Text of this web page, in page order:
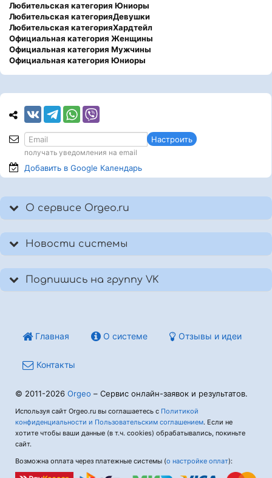
Любительская категория Юниоры
Любительская категорияДевушки
Любительская категорияХардтейл
Официальная категория Женщины
Официальная категория Мужчины
Официальная категория Юниоры
Настроить
получать уведомления на email
Добавить в Google Календарь
О сервисе Orgeo.ru
Новости системы
Подпишись на группу VK
Главная О системе Отзывы и идеи
Контакты
© 2011-2026 Orgeo – Сервис онлайн-заявок и результатов.
Используя сайт Orgeo.ru вы соглашаетесь с Политикой
конфиденциальности и Пользовательским соглашением. Если не
хотите чтобы ваши данные (в т.ч. cookies) обрабатывались, покиньте
сайт.
Возможна оплата через платежные системы (о настройке оплат):